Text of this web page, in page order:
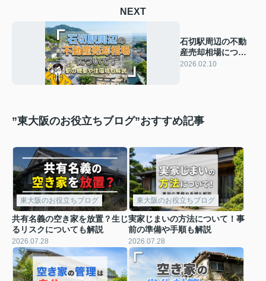
NEXT
石切駅周辺の不動
産売却相場につい
て！駅の概要や住
2026.02.10
”東大阪のお役立ちブログ”おすすめ記事
東大阪のお役立ちブログ
共有名義の空き家を放置？生じ
るリスクについても解説
2026.07.28
東大阪のお役立ちブログ
実家じまいの方法について！事
前の準備や手順も解説
2026.07.28